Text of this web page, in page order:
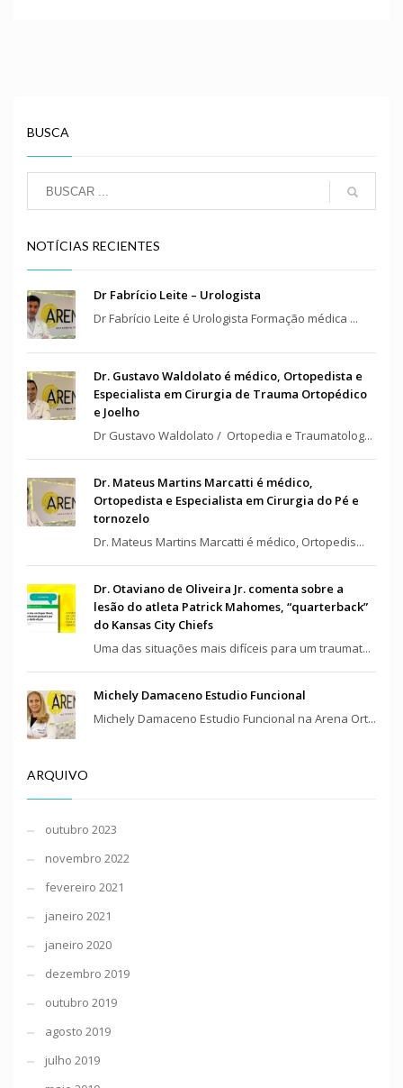
BUSCA
NOTÍCIAS RECIENTES
Dr Fabrício Leite – Urologista
Dr Fabrício Leite é Urologista Formação médica ...
Dr. Gustavo Waldolato é médico, Ortopedista e
Especialista em Cirurgia de Trauma Ortopédico
e Joelho
Dr Gustavo Waldolato / Ortopedia e Traumatolog...
Dr. Mateus Martins Marcatti é médico,
Ortopedista e Especialista em Cirurgia do Pé e
tornozelo
Dr. Mateus Martins Marcatti é médico, Ortopedis...
Dr. Otaviano de Oliveira Jr. comenta sobre a
lesão do atleta Patrick Mahomes, “quarterback”
do Kansas City Chiefs
Uma das situações mais difíceis para um traumat...
Michely Damaceno Estudio Funcional
Michely Damaceno Estudio Funcional na Arena Ort...
ARQUIVO
outubro 2023
novembro 2022
fevereiro 2021
janeiro 2021
janeiro 2020
dezembro 2019
outubro 2019
agosto 2019
julho 2019